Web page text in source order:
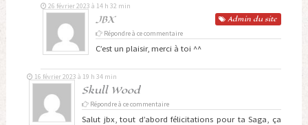
JBX Admin du site
26 février 2023 à 14 h 32 min
Répondre à ce commentaire
C’est un plaisir, merci à toi ^^
Skull Wood
16 février 2023 à 19 h 34 min
Répondre à ce commentaire
Salut jbx, tout d’abord félicitations pour ta Saga, ça